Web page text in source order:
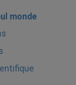
monde